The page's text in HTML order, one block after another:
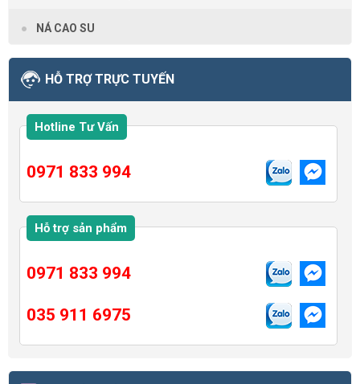
NÁ CAO SU
HỖ TRỢ TRỰC TUYẾN
Hotline Tư Vấn
0971 833 994
Hỗ trợ sản phẩm
0971 833 994
035 911 6975